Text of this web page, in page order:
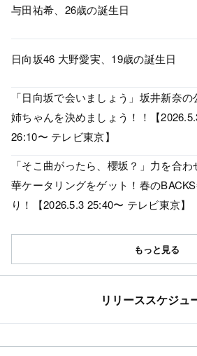
与田祐希、26歳の誕生日
日向坂46 大野愛実、19歳の誕生日
「日向坂で会いましょう」坂井新奈の
姉ちゃんを決めましょう！！【
26:10〜 テレビ東京】
「そこ曲がったら、櫻坂？」力を合わ
華ケータリングをゲット！春の
り！【2026.5.3 25:40〜 テレビ東京】
もっと見る
リリーススケジュ